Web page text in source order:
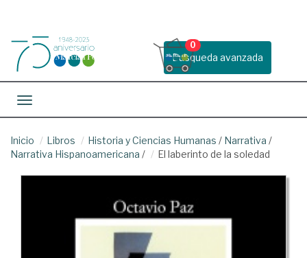
Busqueda avanzada
0
Toggle navigation
Inicio Libros Historia y Ciencias Humanas / Narrativa /
Narrativa Hispanoamericana / El laberinto de la soledad